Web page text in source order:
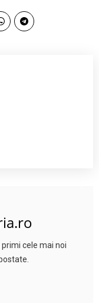
cele mai noi